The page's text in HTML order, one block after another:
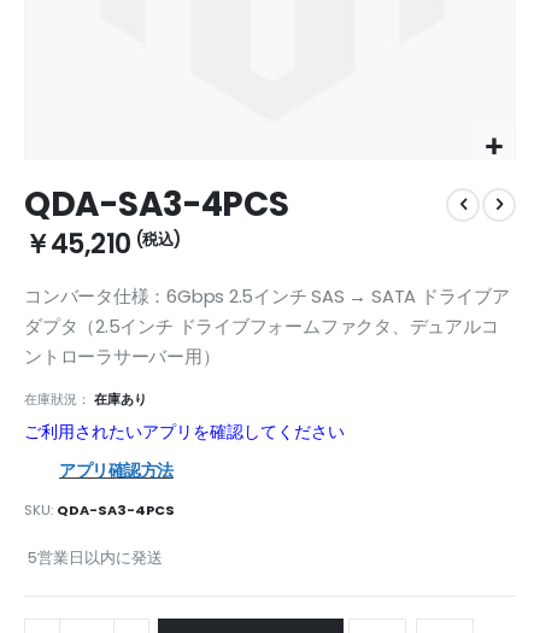
to
the
beginning
the
images
gallery
QDA-SA3-4PCS
￥45,210
コンバータ仕様：6Gbps 2.5インチ SAS → SATA ドライブア
ダプタ（2.5インチ ドライブフォームファクタ、デュアルコ
ントローラサーバー用）
在庫狀況： 在庫あり
ご利用されたいアプリを確認してください
アプリ確認方法
SKU QDA-SA3-4PCS
5営業日以内に発送